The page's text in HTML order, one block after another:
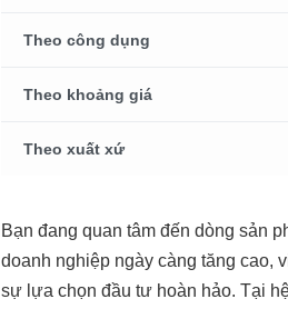
Theo công dụng
Theo khoảng giá
Theo xuất xứ
Bạn đang quan tâm đến dòng sản
doanh nghiệp ngày càng tăng cao,
sự lựa chọn đầu tư hoàn hảo. Tại